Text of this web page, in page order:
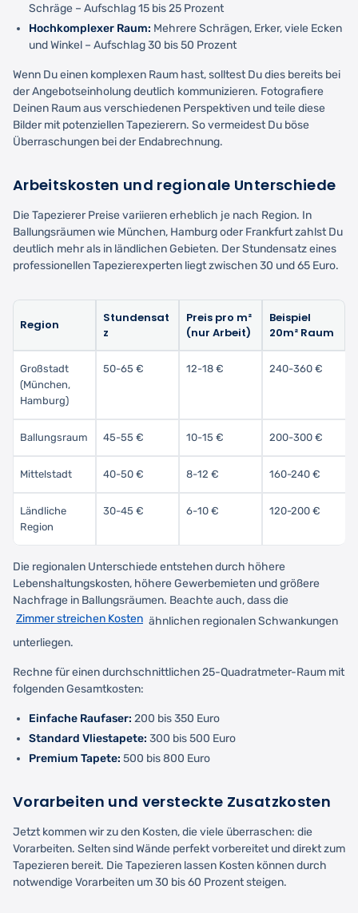
Schräge – Aufschlag 15 bis 25 Prozent
Hochkomplexer Raum: Mehrere Schrägen, Erker, viele Ecken
und Winkel – Aufschlag 30 bis 50 Prozent
Wenn Du einen komplexen Raum hast, solltest Du dies bereits bei
der Angebotseinholung deutlich kommunizieren. Fotografiere
Deinen Raum aus verschiedenen Perspektiven und teile diese
Bilder mit potenziellen Tapezierern. So vermeidest Du böse
Überraschungen bei der Endabrechnung.
Arbeitskosten und regionale Unterschiede
Die Tapezierer Preise variieren erheblich je nach Region. In
Ballungsräumen wie München, Hamburg oder Frankfurt zahlst Du
deutlich mehr als in ländlichen Gebieten. Der Stundensatz eines
professionellen Tapezierexperten liegt zwischen 30 und 65 Euro.
Region
Stundensat
z
Preis pro m²
(nur Arbeit)
Beispiel
20m² Raum
Großstadt
(München,
Hamburg)
50-65 € 12-18 € 240-360 €
Ballungsraum 45-55 € 10-15 € 200-300 €
Mittelstadt 40-50 € 8-12 € 160-240 €
Ländliche
Region
30-45 € 6-10 € 120-200 €
Die regionalen Unterschiede entstehen durch höhere
Lebenshaltungskosten, höhere Gewerbemieten und größere
Nachfrage in Ballungsräumen. Beachte auch, dass die
Zimmer streichen Kosten ähnlichen regionalen Schwankungen
unterliegen.
Rechne für einen durchschnittlichen 25-Quadratmeter-Raum mit
folgenden Gesamtkosten:
Einfache Raufaser: 200 bis 350 Euro
Standard Vliestapete: 300 bis 500 Euro
Premium Tapete: 500 bis 800 Euro
Vorarbeiten und versteckte Zusatzkosten
Jetzt kommen wir zu den Kosten, die viele überraschen: die
Vorarbeiten. Selten sind Wände perfekt vorbereitet und direkt zum
Tapezieren bereit. Die Tapezieren lassen Kosten können durch
notwendige Vorarbeiten um 30 bis 60 Prozent steigen.